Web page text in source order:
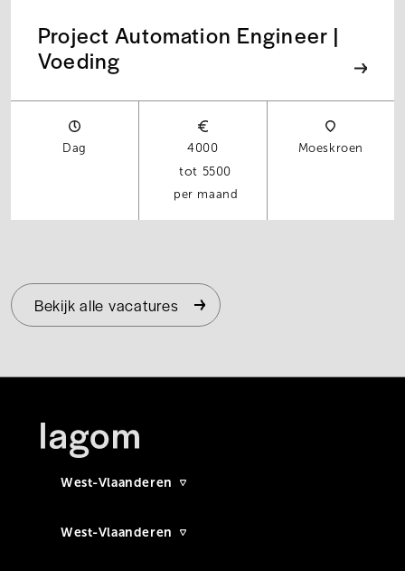
Project Automation Engineer |
Voeding
Dag
4000
5500
per maand
Moeskroen
Bekijk alle vacatures
West-Vlaanderen
West-Vlaanderen